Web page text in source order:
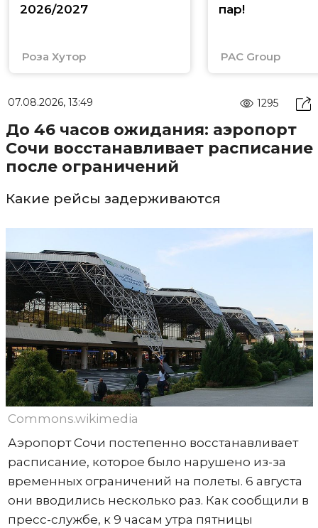
2026/2027
Роза Хутор
пар!
PAC Group
07.08.2026, 13:49 1295
До 46 часов ожидания: аэропорт
Сочи восстанавливает расписание
после ограничений
Какие рейсы задерживаются
Commons.wikimedia
Аэропорт Сочи постепенно восстанавливает
расписание, которое было нарушено из-за
временных ограничений на полеты. 6 августа
они вводились несколько раз. Как сообщили в
пресс-службе, к 9 часам утра пятницы